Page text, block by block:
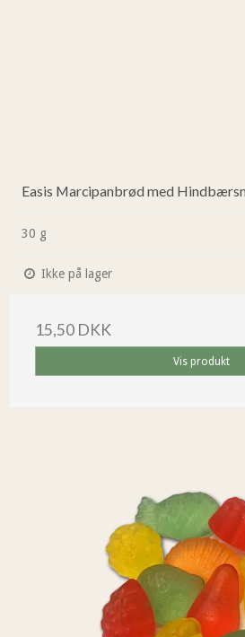
Easis Marcipanbrød med
30 g
Ikke på lager
15,50 DKK
Vis produkt